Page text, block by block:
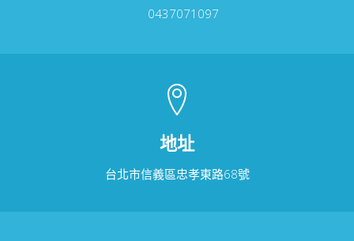
0437071097
地址
台北市信義區忠孝東路68號